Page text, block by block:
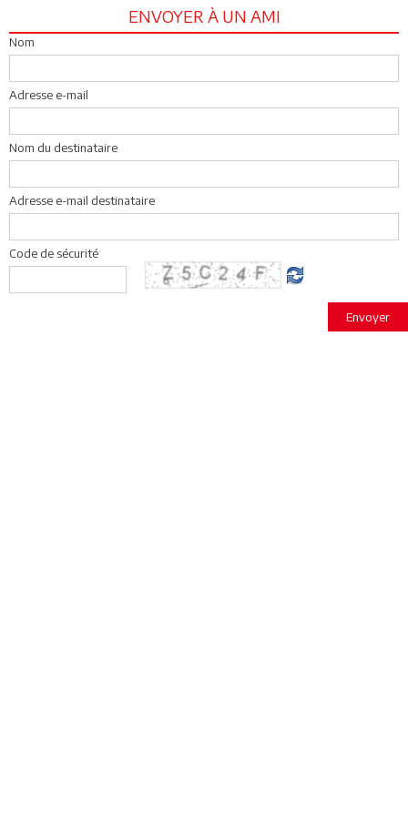
ENVOYER À UN AMI
Nom
Adresse e-mail
Nom du destinataire
Adresse e-mail destinataire
Code de sécurité
Envoyer